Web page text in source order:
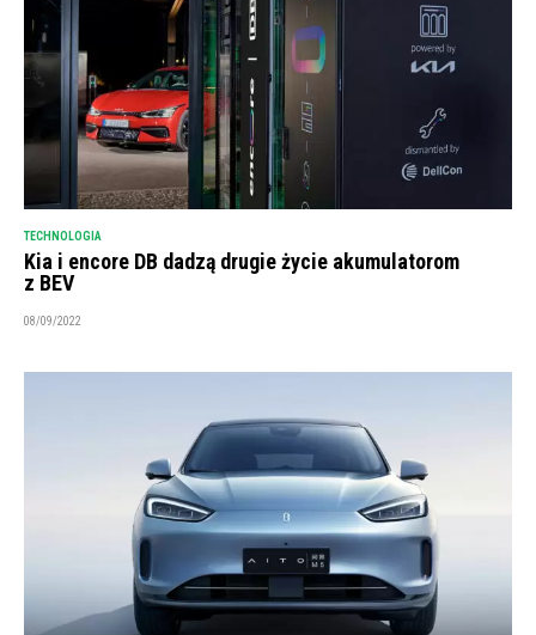
TECHNOLOGIA
Kia i encore DB dadzą drugie życie akumulatorom
z BEV
08/09/2022